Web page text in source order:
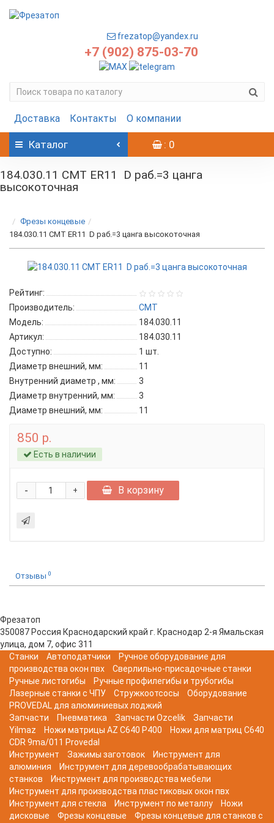
frezatop@yandex.ru
+7 (902) 875-03-70
Доставка Контакты О компании
Каталог : 0
184.030.11 CMT ER11 D раб.=3 цанга
высокоточная
Фрезы концевые
184.030.11 CMT ER11 D раб.=3 цанга высокоточная
Рейтинг:
Производитель:
CMT
Модель:
184.030.11
Артикул:
184.030.11
Доступно:
1 шт.
Диаметр внешний, мм:
11
Внутренний диаметр , мм:
3
Диаметр внутренний, мм:
3
Диаметр внешний, мм:
11
850 р.
Есть в наличии
+
- В корзину
Отзывы 0
Фрезатоп
350087 Россия Краснодарский край г. Краснодар 2-я Ямальская
улица, дом 7, офис 311
Станки
Автоподатчики
Ручное оборудование для
производства окон пвх
Сверлильно-присадочные станки
Ручные листогибы
Ручные профилегибы и трубогибы
Лазерные станки с ЧПУ
Стружкоотсосы
Оборудование
PROVEDAL для алюминиевых лоджий
Запчасти
Пневматика Запчасти Ozcelik
Запчасти
Yilmaz
Ножи матрицы AZ C640 P400
Ножи для матриц C640
CDR 9ma/011 Provedal
Инструмент
Зажимы заготовок
Инструмент для
алюминия
Инструмент для деревообрабатывающих
станков
Инструмент для производства мебели
Инструмент для производства пластиковых окон пвх
Инструмент для стекла
Инструмент по металлу
Ножи
дисковые
Фрезы концевые Фрезы концевые для станков с